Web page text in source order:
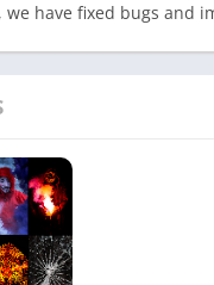
we have fixed bugs and